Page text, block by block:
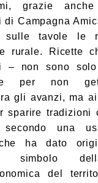
grazie
di Campagna
sulle tavole le
rurale. Ricette
– non sono
per non
gli avanzi, ma
sparire tradizioni
secondo una
ha dato
simbolo
del